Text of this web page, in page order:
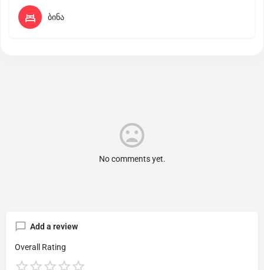
ბინა
No comments yet.
Add a review
Overall Rating